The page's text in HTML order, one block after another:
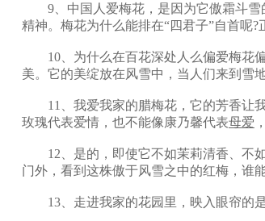
9、中国人爱梅花，是因为它傲霜斗雪
精神。梅花为什么能排在“四君子”自首呢
10、为什么在百花深处人么偏爱梅花偏
美。它的美绽放在风雪中，当人们来到雪
11、我爱我家的腊梅花，它的芳香让我
玫瑰代表爱情，也不能像康乃馨代表母爱
12、是的，即使它不如茉莉清香、不如
门外，看到这株傲于风雪之中的红梅，谁
13、走进我家的花园里，映入眼帘的是